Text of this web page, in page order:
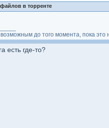
в торренте
до того момента, пока
есть где-то?